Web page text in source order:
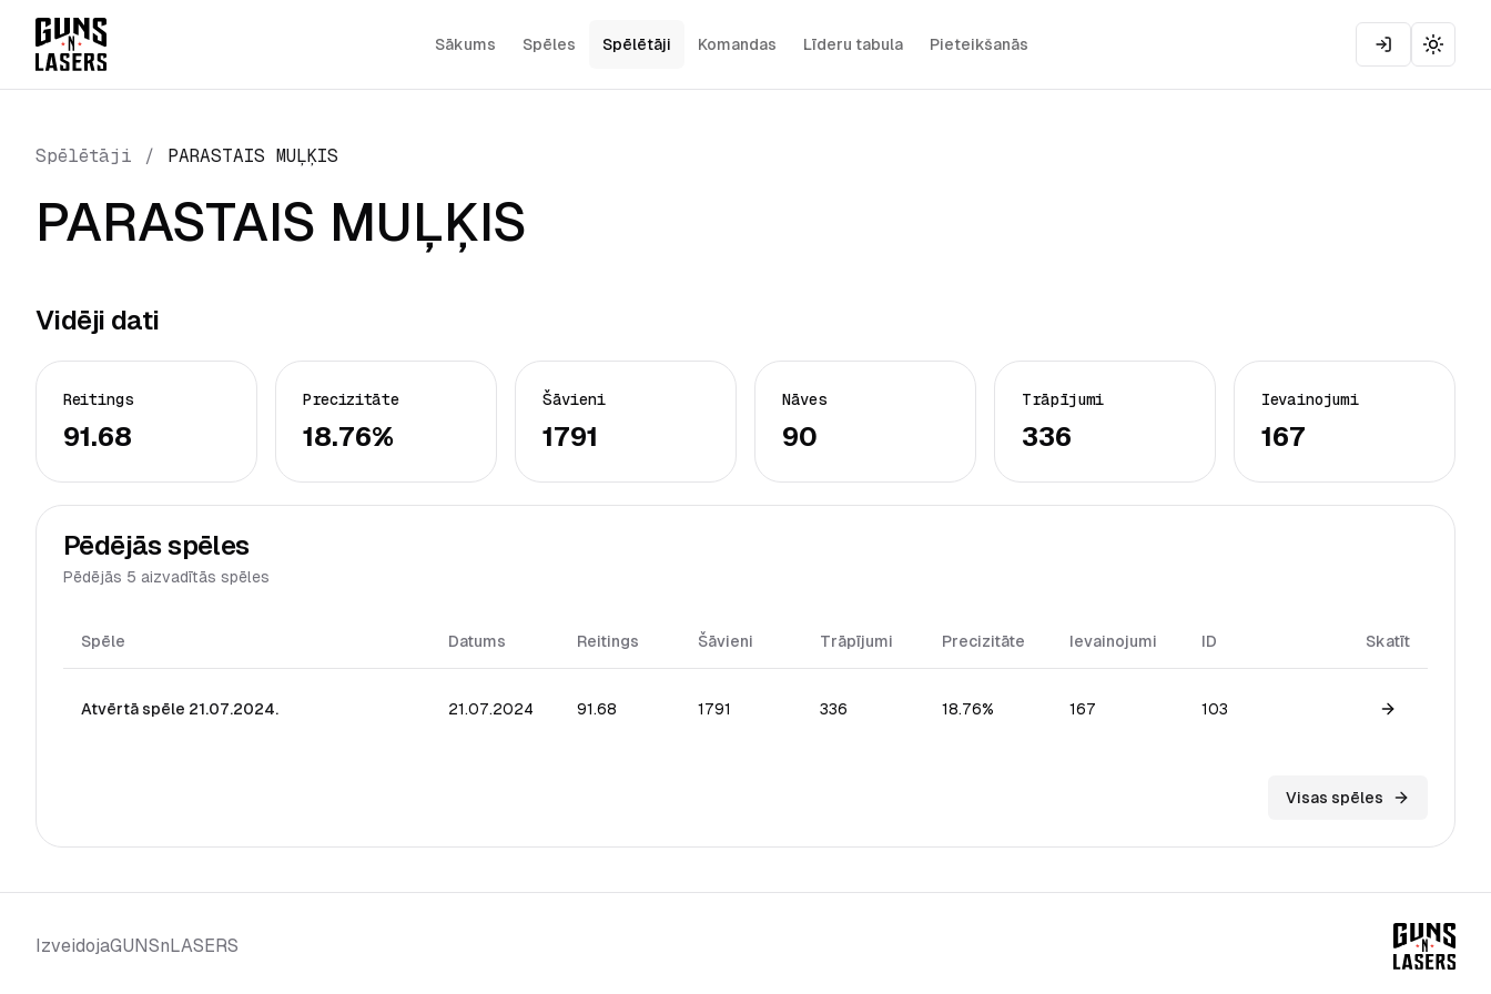
Sākums Spēles Spēlētāji Komandas Līderu tabula Pieteikšanās
Toggle
Spēlētāji / PARASTAIS MUĻĶIS
PARASTAIS MUĻĶIS
Vidēji dati
Reitings
91.68
Precizitāte
18.76%
Šāvieni
1791
Nāves
90
Trāpījumi
336
Ievainojumi
167
Pēdējās spēles
Pēdējās 5 aizvadītās spēles
Spēle Datums Reitings Šāvieni Trāpījumi Precizitāte Ievainojumi ID Skatīt
Atvērtā spēle 21.07.2024. 21.07.2024 91.68 1791 336 18.76% 167 103
View game
Visas spēles
IzveidojaGUNSnLASERS